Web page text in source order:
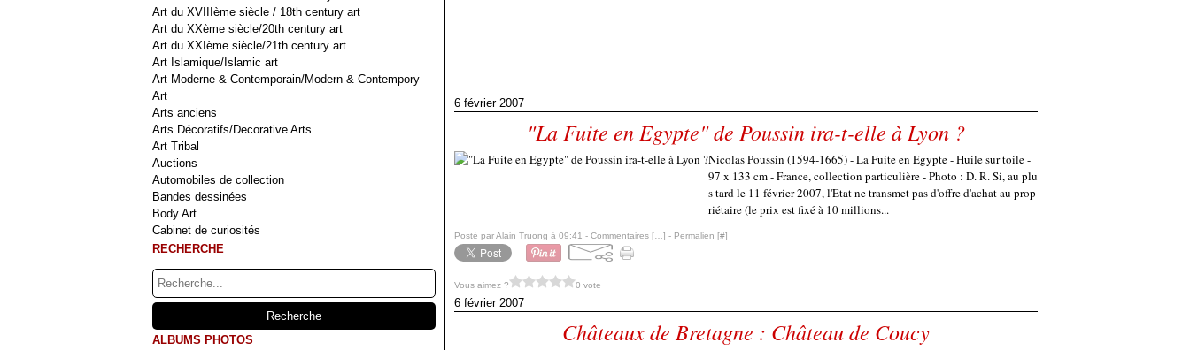
Art du XVIIIème siècle / 18th century art
Art du XXème siècle/20th century art
Art du XXIème siècle/21th century art
Art Islamique/Islamic art
Art Moderne & Contemporain/Modern & Contempory
Art
Arts anciens
Arts Décoratifs/Decorative Arts
Art Tribal
Auctions
Automobiles de collection
Bandes dessinées
Body Art
Cabinet de curiosités
RECHERCHE
ALBUMS PHOTOS
6 février 2007
"La Fuite en Egypte" de Poussin ira-t-elle à Lyon ?
Nicolas Poussin (1594-1665) - La Fuite en Egypte - Huile sur toile -
97 x 133 cm - France, collection particulière - Photo : D. R. Si, au plu
s tard le 11 février 2007, l'Etat ne transmet pas d'offre d'achat au prop
riétaire (le prix est fixé à 10 millions...
Posté par Alain Truong à 09:41 - Commentaires [ ] - Permalien [#]
Vous aimez ? 0 vote
6 février 2007
Châteaux de Bretagne : Château de Coucy